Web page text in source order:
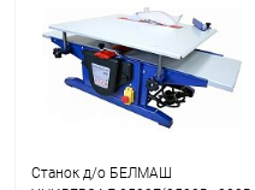
Станок д/о БЕЛМАШ